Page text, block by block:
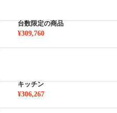
台数限定の商品
¥309,760
キッチン
¥306,267